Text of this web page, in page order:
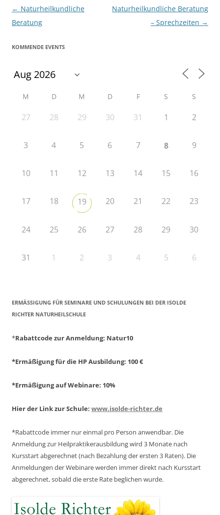
Beitragsnavigation
← Naturheilkundliche
Beratung
Naturheilkundliche Beratung
– Sprechzeiten →
KOMMENDE EVENTS
M D M D F S S
27 28 29 30 31 1 2
3 4 5 6 7 8 9
10 11 12 13 14 15 16
17 18 19 20 21 22 23
24 25 26 27 28 29 30
31 1 2 3 4 5 6
ERMÄSSIGUNG FÜR SEMINARE UND SCHULUNGEN BEI DER ISOLDE R
ICHTER NATURHEILSCHULE
*Rabattcode zur Anmeldung: Natur10
*Ermäßigung für die HP Ausbildung: 100 €
*Ermäßigung auf Webinare: 10%
Hier der Link zur Schule: www.isolde-richter.de
*Rabattcode immer nur einmal pro Person anwendbar. Die
Anmeldung zur Heilpraktikerausbildung wird 3 Monate nach
Kursstart abgerechnet(nach Bezahlung der ersten 3 Raten). Die
Anmeldungen der Webinare werden immer direkt nach Kursstart
abgerechnet,sobald die erste Rate beglichen wurde.